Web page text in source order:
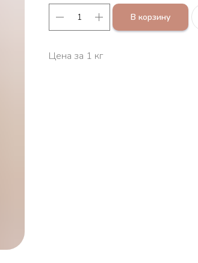
В корзину
Цена за 1 кг